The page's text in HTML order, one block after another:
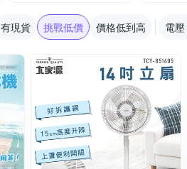
有現貨 挑戰低價 價格低到高 電壓